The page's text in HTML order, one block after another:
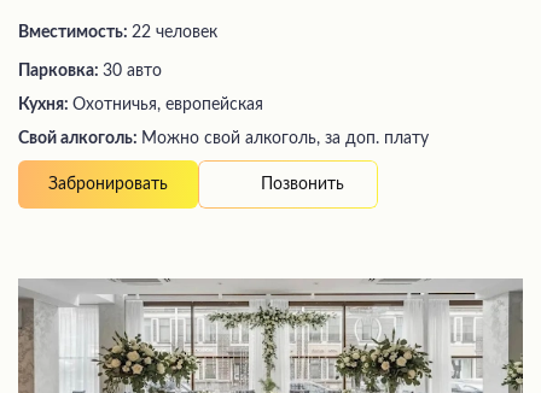
Вместимость: 22 человек
Парковка: 30 авто
Кухня: Охотничья, европейская
Свой алкоголь: Можно свой алкоголь, за доп. плату
Забронировать Позвонить